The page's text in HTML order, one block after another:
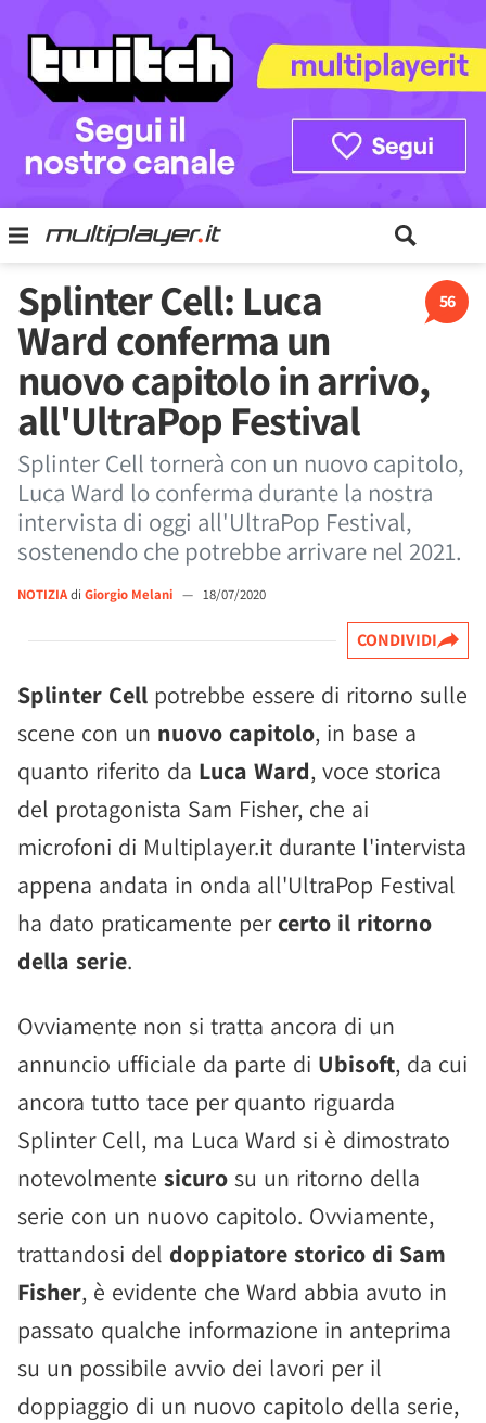
56
Splinter Cell: Luca
Ward conferma un
nuovo capitolo in arrivo,
all'UltraPop Festival
Splinter Cell tornerà con un nuovo capitolo,
Luca Ward lo conferma durante la nostra
intervista di oggi all'UltraPop Festival,
sostenendo che potrebbe arrivare nel 2021.
NOTIZIAdi Giorgio Melani — 18/07/2020
CONDIVIDI
Splinter Cell potrebbe essere di ritorno sulle
scene con un nuovo capitolo, in base a
quanto riferito da Luca Ward, voce storica
del protagonista Sam Fisher, che ai
microfoni di Multiplayer.it durante l'intervista
appena andata in onda all'UltraPop Festival
ha dato praticamente percerto il ritorno
della serie.
Ovviamente non si tratta ancora di un
annuncio ufficiale da parte di Ubisoft, da cui
ancora tutto tace per quanto riguarda
Splinter Cell, ma Luca Ward si è dimostrato
notevolmente sicuro su un ritorno della
serie con un nuovo capitolo. Ovviamente,
trattandosi del doppiatore storico di Sam
Fisher, è evidente che Ward abbia avuto in
passato qualche informazione in anteprima
su un possibile avvio dei lavori per il
doppiaggio di un nuovo capitolo della serie,